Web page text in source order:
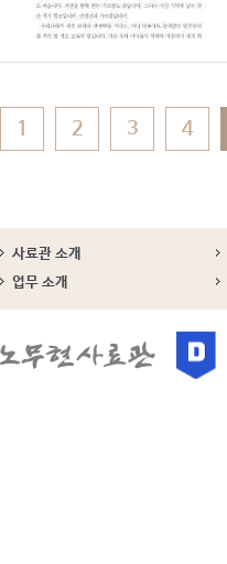
1 2 3 4
사료관 소개
업무 소개